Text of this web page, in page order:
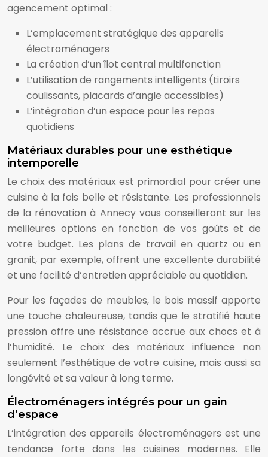
agencement optimal :
L’emplacement stratégique des appareils
électroménagers
La création d’un îlot central multifonction
L’utilisation de rangements intelligents (tiroirs
coulissants, placards d’angle accessibles)
L’intégration d’un espace pour les repas
quotidiens
Matériaux durables pour une esthétique
intemporelle
Le choix des matériaux est primordial pour créer une
cuisine à la fois belle et résistante. Les professionnels
de la rénovation à Annecy vous conseilleront sur les
meilleures options en fonction de vos goûts et de
votre budget. Les plans de travail en quartz ou en
granit, par exemple, offrent une excellente durabilité
et une facilité d’entretien appréciable au quotidien.
Pour les façades de meubles, le bois massif apporte
une touche chaleureuse, tandis que le stratifié haute
pression offre une résistance accrue aux chocs et à
l’humidité. Le choix des matériaux influence non
seulement l’esthétique de votre cuisine, mais aussi sa
longévité et sa valeur à long terme.
Électroménagers intégrés pour un gain
d’espace
L’intégration des appareils électroménagers est une
tendance forte dans les cuisines modernes. Elle